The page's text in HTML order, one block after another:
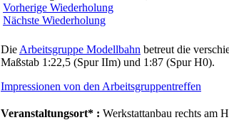
Vorherige Wiederholung
Nächste Wiederholung
Die Arbeitsgruppe Modellbahn betreut die
Maßstab 1:22,5 (Spur IIm) und 1:87 (Spur H0).
Impressionen von den Arbeitsgruppentreffen
Veranstaltungsort* : Werkstattanbau rechts am